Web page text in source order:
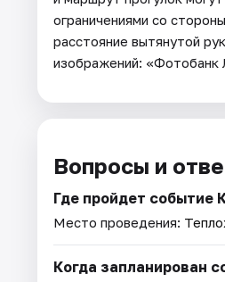
ограничениями со
расстояние вытянутой
изображений:
Вопросы и
Где пройдет событие
Место проведения:
Когда запланирован